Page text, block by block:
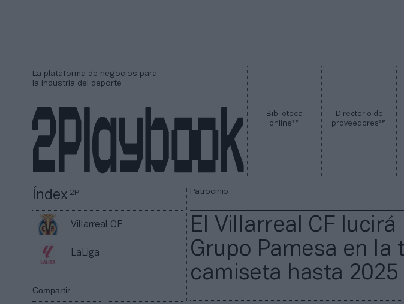
La plataforma de negocios para
la industria del deporte
Biblioteca
online2P
Directorio de
proveedores2P
Índex2P
Villarreal CF
LaLiga
Compartir
Patrocinio
El Villarreal CF lucirá
Grupo Pamesa en la
camiseta hasta 2025